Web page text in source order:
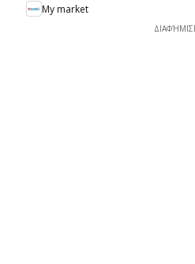
My market